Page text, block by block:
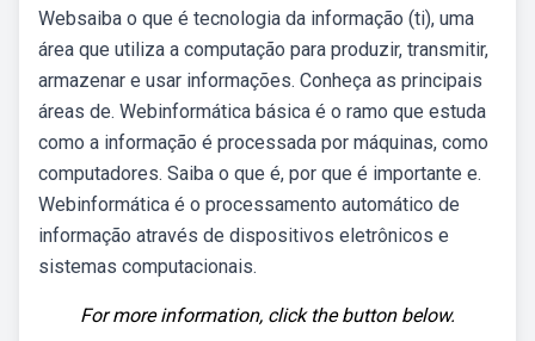
Websaiba o que é tecnologia da informação (ti), uma
área que utiliza a computação para produzir, transmitir,
armazenar e usar informações. Conheça as principais
áreas de. Webinformática básica é o ramo que estuda
como a informação é processada por máquinas, como
computadores. Saiba o que é, por que é importante e.
Webinformática é o processamento automático de
informação através de dispositivos eletrônicos e
sistemas computacionais.
For more information, click the button below.